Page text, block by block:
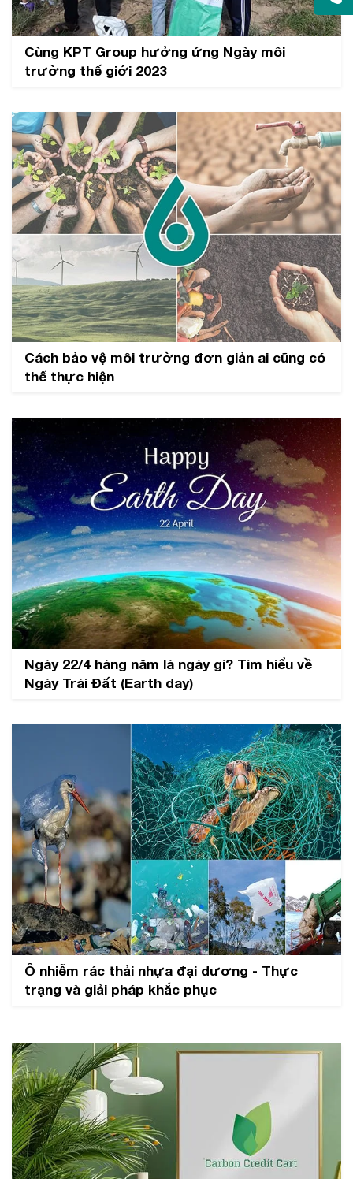
Cùng KPT Group hưởng ứng Ngày môi
trường thế giới 2023
Cách bảo vệ môi trường đơn giản ai cũng có
thể thực hiện
Ngày 22/4 hàng năm là ngày gì? Tìm hiểu về
Ngày Trái Đất (Earth day)
Ô nhiễm rác thải nhựa đại dương - Thực
trạng và giải pháp khắc phục